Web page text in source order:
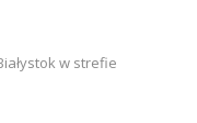
w strefie